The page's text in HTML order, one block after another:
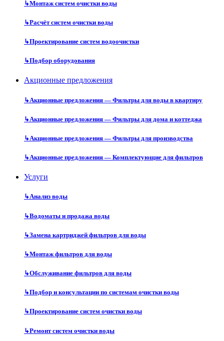
↳Монтаж систем очистки воды
↳Расчёт систем очистки воды
↳Проектирование систем водоочистки
↳Подбор оборудования
Акционные предложения
↳Акционные предложения — Фильтры для воды в квартиру
↳Акционные предложения — Фильтры для дома и коттеджа
↳Акционные предложения — Фильтры для производства
↳Акционные предложения — Комплектующие для фильтров
Услуги
↳Анализ воды
↳Водоматы и продажа воды
↳Замена картриджей фильтров для воды
↳Монтаж фильтров для воды
↳Обслуживание фильтров для воды
↳Подбор и консультации по системам очистки воды
↳Проектирование систем очистки воды
↳Ремонт систем очистки воды